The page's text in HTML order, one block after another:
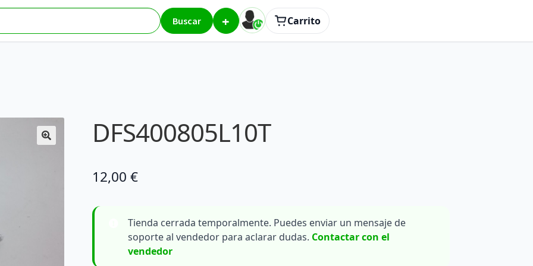
Buscar + Carrito
DFS400805L10T
12,00 €
Tienda cerrada temporalmente. Puedes enviar un mensaje de
soporte al vendedor para aclarar dudas. Contactar con el
vendedor